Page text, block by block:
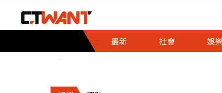
::: 最新 社會
社會首頁
時事
調查
娛樂
娛樂首頁
即時
財經首頁
熱線
政